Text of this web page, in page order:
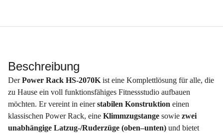
Beschreibung
DerPower Rack HS-2070K ist eine Komplettlösung für alle, die
zu Hause ein voll funktionsfähiges Fitnessstudio aufbauen
möchten. Er vereint in einerstabilen Konstruktion einen
klassischen Power Rack, eine Klimmzugstange sowie zwei
unabhängige Latzug-/Ruderzüge (oben–unten) und bietet